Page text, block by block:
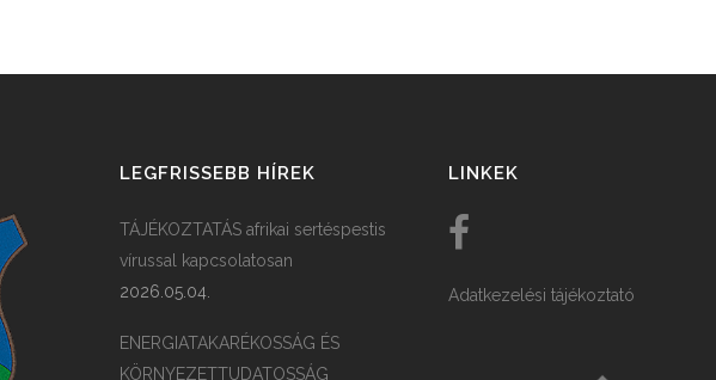
LEGFRISSEBB HÍREK
TÁJÉKOZTATÁS afrikai sertéspestis
vírussal kapcsolatosan
2026.05.04.
ENERGIATAKARÉKOSSÁG ÉS
KÖRNYEZETTUDATOSSÁG
LINKEK
Adatkezelési tájékoztató